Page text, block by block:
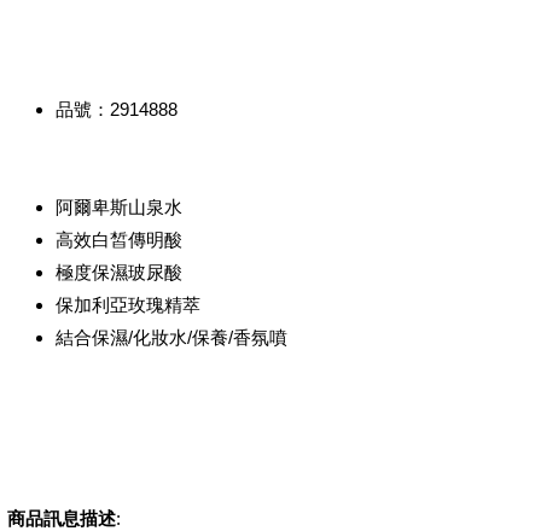
品號：2914888
阿爾卑斯山泉水
高效白皙傳明酸
極度保濕玻尿酸
保加利亞玫瑰精萃
結合保濕/化妝水/保養/香氛噴
商品訊息描述: